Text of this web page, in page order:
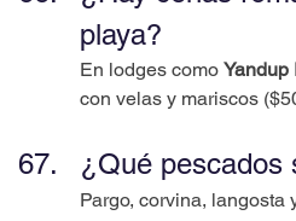
playa?
En lodges como Yandup
con velas y mariscos
¿Qué pescados
Pargo, corvina, langosta